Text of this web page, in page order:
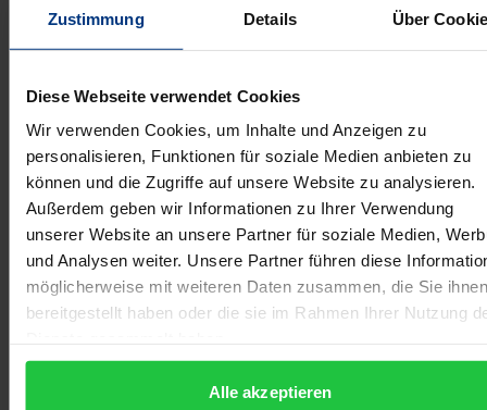
Zustimmung Details Über
Diese Webseite verwendet Cookies
Wir verwenden Cookies, um Inhalte und Anzeigen zu
personalisieren, Funktionen für soziale Medien anbieten zu
können und die Zugriffe auf unsere Website zu analysieren.
Außerdem geben wir Informationen zu Ihrer Verwendung
unserer Website an unsere Partner für soziale Medien,
und Analysen weiter. Unsere Partner führen diese
möglicherweise mit weiteren Daten zusammen, die Sie ihnen
bereitgestellt haben oder die sie im Rahmen Ihrer Nutzung
Alle akzeptieren
oder im gesamten Unternehmen seines
Arbeitgebers zu besetzen ist.
Beschäftigungsmöglichkeit in einem anderen
konzernzugehörigen Unternehmen dem
Arbeitnehmer kündigungsschutzrechtlich helfen
kann. Das Bundesarbeitsgericht schließt dies vom
Grundsatz her aus, läßt jedoch für besondere
Fallkonstellationen Ausnahmen zu.
Der Autor untersucht umfassend diesen vom BAG
nicht abschließend umschriebenen besonderen